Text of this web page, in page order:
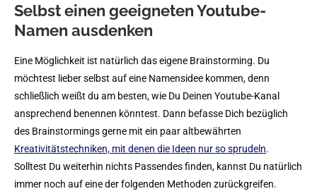
Selbst einen geeigneten Youtube-
Namen ausdenken
Eine Möglichkeit ist natürlich das eigene Brainstorming. Du
möchtest lieber selbst auf eine Namensidee kommen, denn
schließlich weißt du am besten, wie Du Deinen Youtube-Kanal
ansprechend benennen könntest. Dann befasse Dich bezüglich
des Brainstormings gerne mit ein paar altbewährten
Kreativitätstechniken, mit denen die Ideen nur so sprudeln.
Solltest Du weiterhin nichts Passendes finden, kannst Du natürlich
immer noch auf eine der folgenden Methoden zurückgreifen.